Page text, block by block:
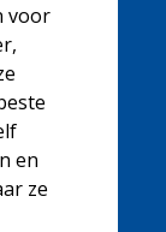
voor
en
ze